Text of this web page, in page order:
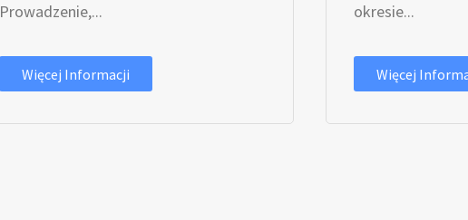
Prowadzenie,...
Więcej Informacji
okresie...
Więcej